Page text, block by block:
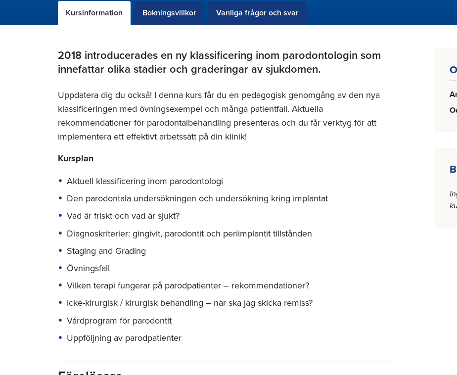
Kursinformation Bokningsvillkor Vanliga frågor och svar
2018 introducerades en ny klassificering inom parodontologin som
innefattar olika stadier och graderingar av sjukdomen.
Uppdatera dig du också! I denna kurs får du en pedagogisk genomgång av den nya
klassificeringen med övningsexempel och många patientfall. Aktuella
rekommendationer för parodontalbehandling presenteras och du får verktyg för att
implementera ett effektivt arbetssätt på din klinik!
Kursplan
Aktuell klassificering inom parodontologi
Den parodontala undersökningen och undersökning kring implantat
Vad är friskt och vad är sjukt?
Diagnoskriterier: gingivit, parodontit och periimplantit tillstånden
Staging and Grading
Övningsfall
Vilken terapi fungerar på parodpatienter – rekommendationer?
Icke-kirurgisk / kirurgisk behandling – när ska jag skicka remiss?
Vårdprogram för parodontit
Uppföljning av parodpatienter